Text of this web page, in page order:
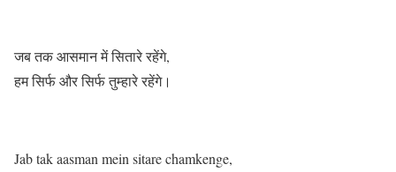
जब तक आसमान में सितारे रहेंगे,
हम सिर्फ और सिर्फ तुम्हारे रहेंगे।
Jab tak aasman mein sitare chamkenge,